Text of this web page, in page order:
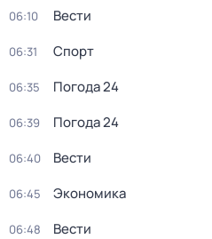
06:10 Вести
06:31 Спорт
06:35 Погода 24
06:39 Погода 24
06:40 Вести
06:45 Экономика
06:48 Вести